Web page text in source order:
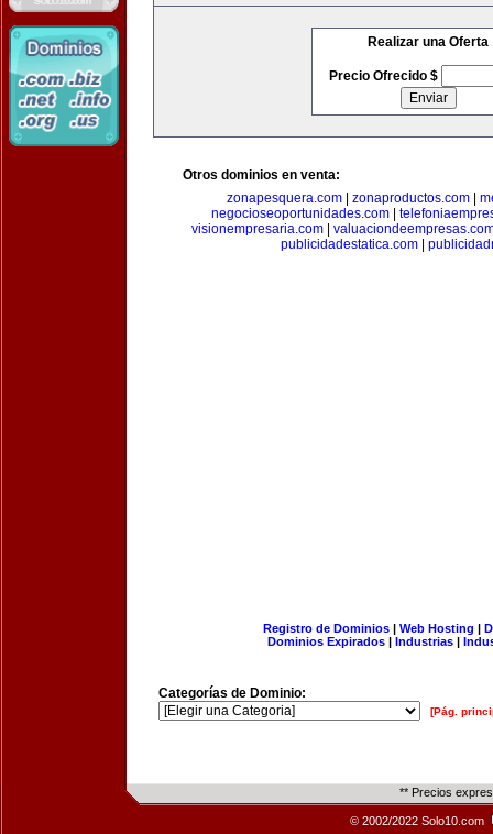
Realizar una Oferta
Precio Ofrecido $
Otros dominios en venta:
zonapesquera.com| zonaproductos.com|
negocioseoportunidades.com
visionempresaria.com
publicidadestatica.com
Registro de Dominios| Web Hosting |
Dominios Expirados | Industrias |
Categorías de Dominio:
[Pág.
** Precios
© 2002/2022 Solo10.com